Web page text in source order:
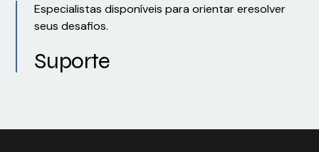
Especialistas disponíveis para orientar eresolver
seus desafios.
Suporte